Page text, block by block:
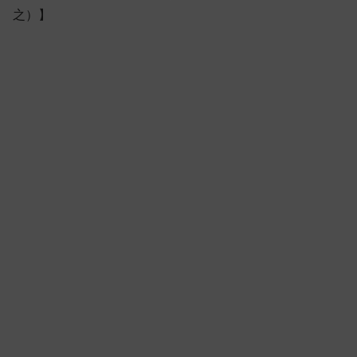
之）】